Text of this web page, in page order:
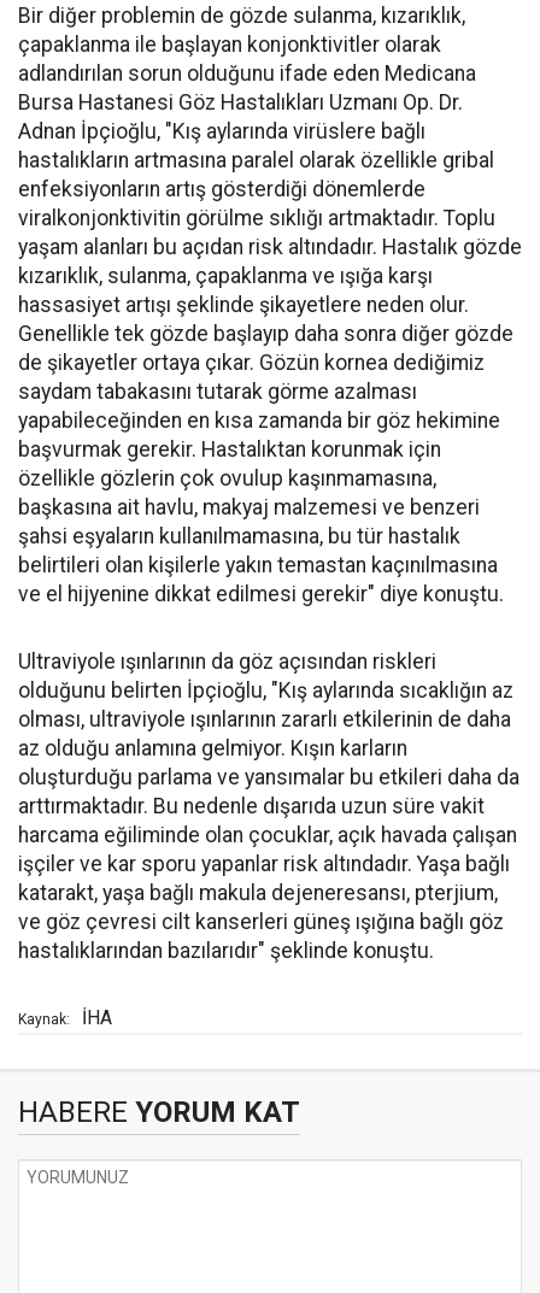
Bir diğer problemin de gözde sulanma, kızarıklık,
çapaklanma ile başlayan konjonktivitler olarak
adlandırılan sorun olduğunu ifade eden Medicana
Bursa Hastanesi Göz Hastalıkları Uzmanı Op. Dr.
Adnan İpçioğlu, "Kış aylarında virüslere bağlı
hastalıkların artmasına paralel olarak özellikle gribal
enfeksiyonların artış gösterdiği dönemlerde
viralkonjonktivitin görülme sıklığı artmaktadır. Toplu
yaşam alanları bu açıdan risk altındadır. Hastalık gözde
kızarıklık, sulanma, çapaklanma ve ışığa karşı
hassasiyet artışı şeklinde şikayetlere neden olur.
Genellikle tek gözde başlayıp daha sonra diğer gözde
de şikayetler ortaya çıkar. Gözün kornea dediğimiz
saydam tabakasını tutarak görme azalması
yapabileceğinden en kısa zamanda bir göz hekimine
başvurmak gerekir. Hastalıktan korunmak için
özellikle gözlerin çok ovulup kaşınmamasına,
başkasına ait havlu, makyaj malzemesi ve benzeri
şahsi eşyaların kullanılmamasına, bu tür hastalık
belirtileri olan kişilerle yakın temastan kaçınılmasına
ve el hijyenine dikkat edilmesi gerekir" diye konuştu.
Ultraviyole ışınlarının da göz açısından riskleri
olduğunu belirten İpçioğlu, "Kış aylarında sıcaklığın az
olması, ultraviyole ışınlarının zararlı etkilerinin de daha
az olduğu anlamına gelmiyor. Kışın karların
oluşturduğu parlama ve yansımalar bu etkileri daha da
arttırmaktadır. Bu nedenle dışarıda uzun süre vakit
harcama eğiliminde olan çocuklar, açık havada çalışan
işçiler ve kar sporu yapanlar risk altındadır. Yaşa bağlı
katarakt, yaşa bağlı makula dejeneresansı, pterjium,
ve göz çevresi cilt kanserleri güneş ışığına bağlı göz
hastalıklarından bazılarıdır" şeklinde konuştu.
Kaynak: İHA
HABERE YORUM KAT